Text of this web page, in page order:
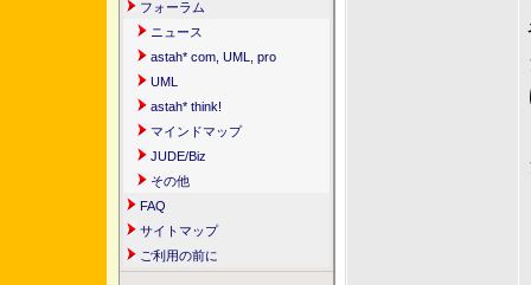
フォーラム
ニュース
astah* com, UML, pro
UML
astah* think!
マインドマップ
JUDE/Biz
その他
FAQ
サイトマップ
ご利用の前に